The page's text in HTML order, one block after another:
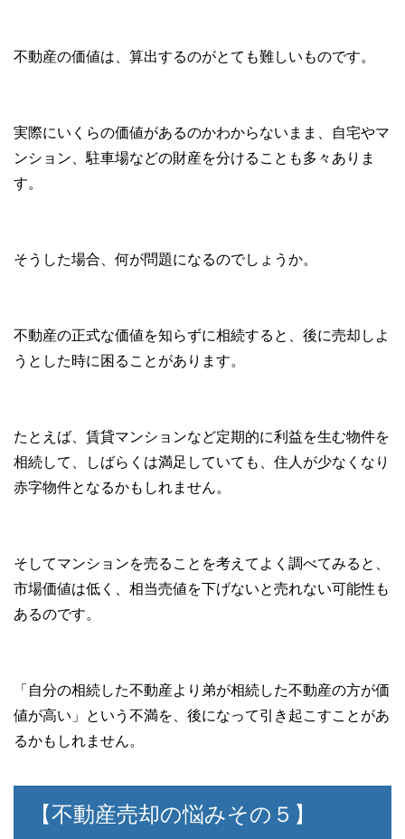
不動産の価値は、算出するのがとても難しいものです。
実際にいくらの価値があるのかわからないまま、自宅やマ
ンション、駐車場などの財産を分けることも多々ありま
す。
そうした場合、何が問題になるのでしょうか。
不動産の正式な価値を知らずに相続すると、後に売却しよ
うとした時に困ることがあります。
たとえば、賃貸マンションなど定期的に利益を生む物件を
相続して、しばらくは満足していても、住人が少なくなり
赤字物件となるかもしれません。
そしてマンションを売ることを考えてよく調べてみると、
市場価値は低く、相当売値を下げないと売れない可能性も
あるのです。
「自分の相続した不動産より弟が相続した不動産の方が価
値が高い」という不満を、後になって引き起こすことがあ
るかもしれません。
【不動産売却の悩みその５】